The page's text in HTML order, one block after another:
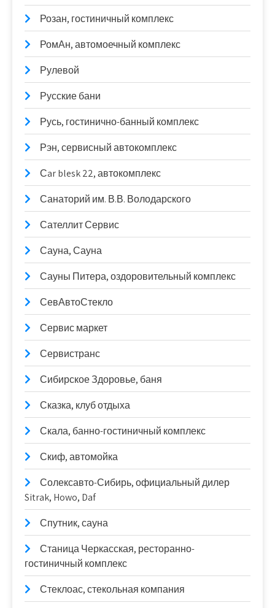
Розан, гостиничный комплекс
РомАн, автомоечный комплекс
Рулевой
Русские бани
Русь, гостинично-банный комплекс
Рэн, сервисный автокомплекс
Сar blesk 22, автокомплекс
Санаторий им. В.В. Володарского
Сателлит Сервис
Сауна, Сауна
Сауны Питера, оздоровительный комплекс
СевАвтоСтекло
Сервис маркет
Сервистранс
Сибирское Здоровье, баня
Сказка, клуб отдыха
Скала, банно-гостиничный комплекс
Скиф, автомойка
Солексавто-Сибирь, официальный дилер
Sitrak, Howo, Daf
Спутник, сауна
Станица Черкасская, ресторанно-
гостиничный комплекс
Стеклоас, стекольная компания